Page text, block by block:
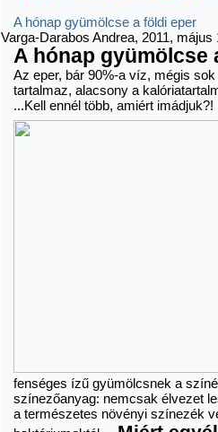
A hónap gyümölcse a földi eper
Varga-Darabos Andrea, 2011, május
A hónap gyümölcse
Az eper, bár 90%-a víz, mégis
tartalmaz, alacsony a
...Kell ennél több, amiért imádjuk?!
fenséges ízű gyümölcsnek a
színezőanyag: nemcsak élvezet
a természetes növényi színezék